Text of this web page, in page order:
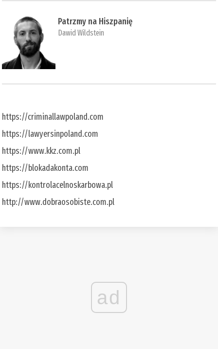
Patrzmy na Hiszpanię
Dawid Wildstein
https://criminallawpoland.com
https://lawyersinpoland.com
https://www.kkz.com.pl
https://blokadakonta.com
https://kontrolacelnoskarbowa.pl
http://www.dobraosobiste.com.pl
ad